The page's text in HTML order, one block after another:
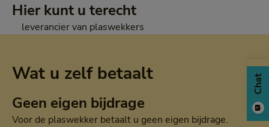
Hier kunt u terecht
leverancier van plaswekkers
Wat u zelf betaalt
Geen eigen bijdrage
Voor de plaswekker betaalt u geen eigen bijdrage.
Chat